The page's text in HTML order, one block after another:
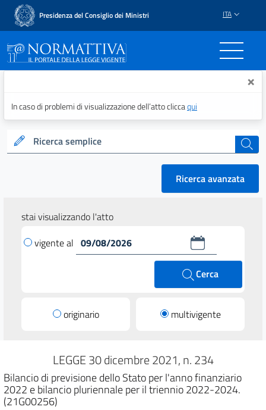
Presidenza del Consiglio dei Ministri ITA
Normattiva - Il portale ×
In caso di problemi di visualizzazione dell’atto cliccaqui
Ricerca semplice cerca
Ricerca avanzata
stai visualizzando l'atto
vigente al
Cerca
originario multivigente
LEGGE 30 dicembre 2021, n. 234
Bilancio di previsione dello Stato per l'anno finanziario
2022 e bilancio pluriennale per il triennio 2022-2024.
(21G00256)